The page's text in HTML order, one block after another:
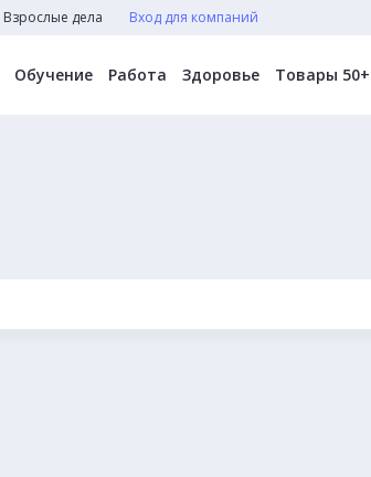
Взрослые дела Вход для компаний
Обучение Работа Здоровье Товары 50+